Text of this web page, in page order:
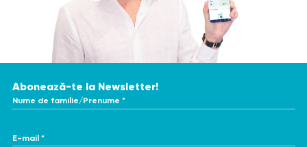
Abonează-te la Newsletter!
Nume de familie/Prenume *
E-mail *